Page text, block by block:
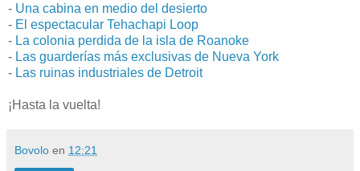
- Una cabina en medio del desierto
- El espectacular Tehachapi Loop
- La colonia perdida de la isla de Roanoke
- Las guarderías más exclusivas de Nueva York
- Las ruinas industriales de Detroit
¡Hasta la vuelta!
Bovolo en 12:21